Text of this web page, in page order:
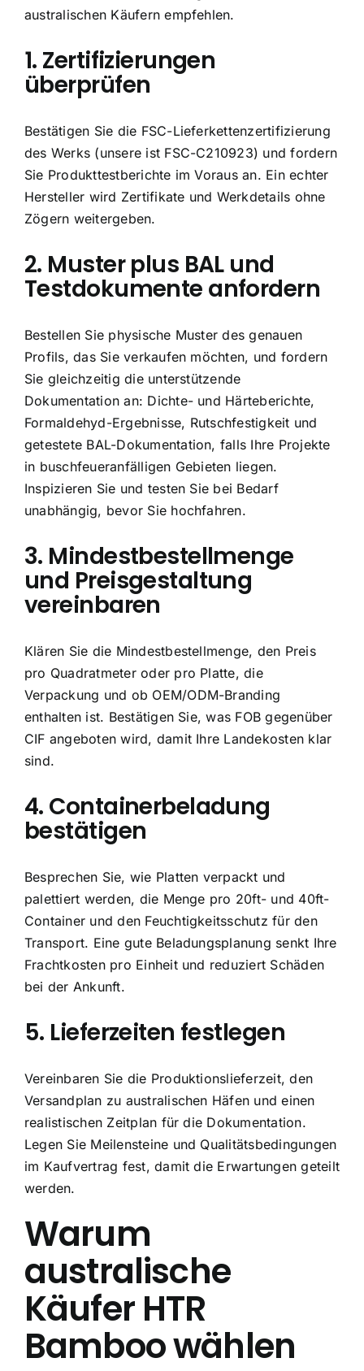
australischen Käufern empfehlen.
1. Zertifizierungen
überprüfen
Bestätigen Sie die FSC-Lieferkettenzertifizierung
des Werks (unsere ist FSC-C210923) und fordern
Sie Produkttestberichte im Voraus an. Ein echter
Hersteller wird Zertifikate und Werkdetails ohne
Zögern weitergeben.
2. Muster plus BAL und
Testdokumente anfordern
Bestellen Sie physische Muster des genauen
Profils, das Sie verkaufen möchten, und fordern
Sie gleichzeitig die unterstützende
Dokumentation an: Dichte- und Härteberichte,
Formaldehyd-Ergebnisse, Rutschfestigkeit und
getestete BAL-Dokumentation, falls Ihre Projekte
in buschfeueranfälligen Gebieten liegen.
Inspizieren Sie und testen Sie bei Bedarf
unabhängig, bevor Sie hochfahren.
3. Mindestbestellmenge
und Preisgestaltung
vereinbaren
Klären Sie die Mindestbestellmenge, den Preis
pro Quadratmeter oder pro Platte, die
Verpackung und ob OEM/ODM-Branding
enthalten ist. Bestätigen Sie, was FOB gegenüber
CIF angeboten wird, damit Ihre Landekosten klar
sind.
4. Containerbeladung
bestätigen
Besprechen Sie, wie Platten verpackt und
palettiert werden, die Menge pro 20ft- und 40ft-
Container und den Feuchtigkeitsschutz für den
Transport. Eine gute Beladungsplanung senkt Ihre
Frachtkosten pro Einheit und reduziert Schäden
bei der Ankunft.
5. Lieferzeiten festlegen
Vereinbaren Sie die Produktionslieferzeit, den
Versandplan zu australischen Häfen und einen
realistischen Zeitplan für die Dokumentation.
Legen Sie Meilensteine und Qualitätsbedingungen
im Kaufvertrag fest, damit die Erwartungen geteilt
werden.
Warum
australische
Käufer HTR
Bamboo wählen